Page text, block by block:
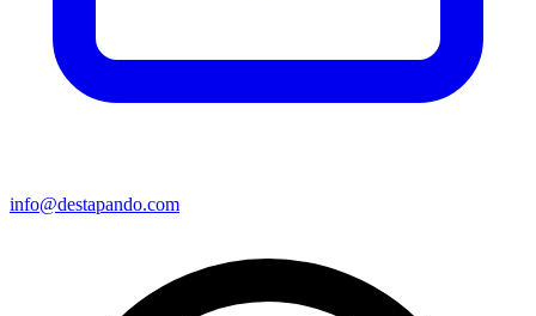
info@destapando.com